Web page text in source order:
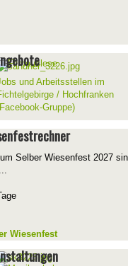
und Arbeitsstellen im
/ Hochfranken
Gruppe)
Selber Wiesenfest 2027
Wiesenfest